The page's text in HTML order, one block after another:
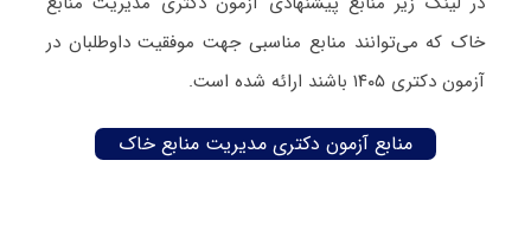
خاک که می‌توانند منابع مناسبی جهت موفقیت داوطلبان در
آزمون دکتری ۱۴۰۵ باشند ارائه شده است.
منابع آزمون دکتری مدیریت منابع خاک